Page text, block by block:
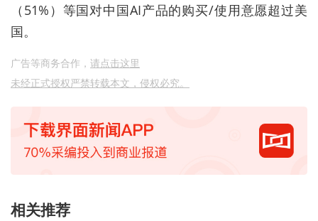
（ 51% ）等国对中国AI产品的购买/使用意愿超过美
国。
广告等商务合作， 请点击这里
未经正式授权严禁转载本文，侵权必究。
相关推荐